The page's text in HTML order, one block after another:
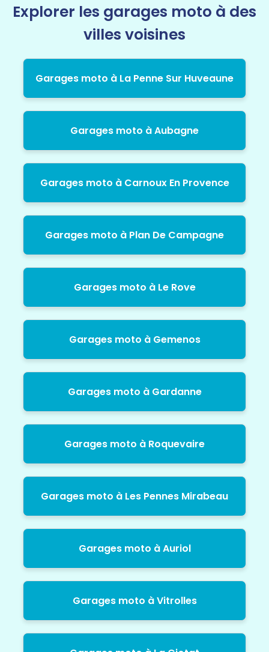
Explorer les garages moto à des
villes voisines
Garages moto à La Penne Sur Huveaune
Garages moto à Aubagne
Garages moto à Carnoux En Provence
Garages moto à Plan De Campagne
Garages moto à Le Rove
Garages moto à Gemenos
Garages moto à Gardanne
Garages moto à Roquevaire
Garages moto à Les Pennes Mirabeau
Garages moto à Auriol
Garages moto à Vitrolles